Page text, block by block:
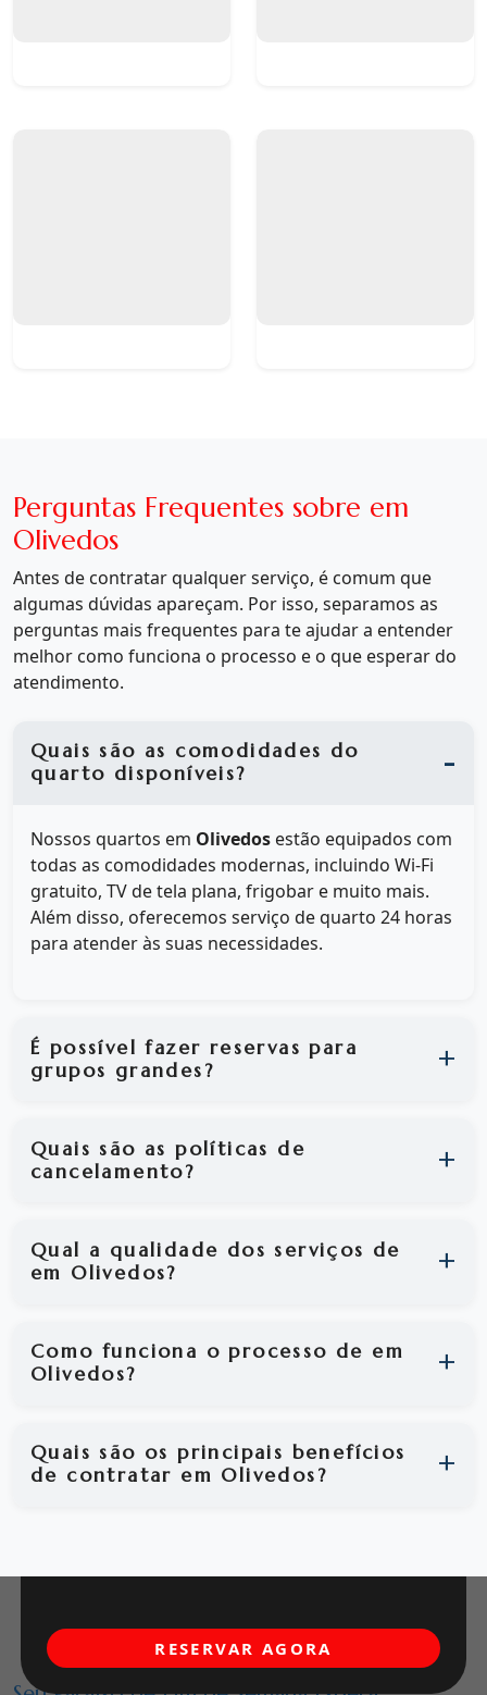
Perguntas Frequentes sobre em
Olivedos
Antes de contratar qualquer serviço, é comum que
algumas dúvidas apareçam. Por isso, separamos as
perguntas mais frequentes para te ajudar a entender
melhor como funciona o processo e o que esperar do
atendimento.
Quais são as comodidades do
quarto disponíveis?
Nossos quartos em Olivedos estão equipados com
todas as comodidades modernas, incluindo Wi-Fi
gratuito, TV de tela plana, frigobar e muito mais.
Além disso, oferecemos serviço de quarto 24 horas
para atender às suas necessidades.
É possível fazer reservas para
grupos grandes?
Quais são as políticas de
cancelamento?
Qual a qualidade dos serviços de
em Olivedos?
Como funciona o processo de em
Olivedos?
Quais são os principais benefícios
de contratar em Olivedos?
RESERVAR AGORA